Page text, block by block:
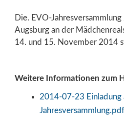
Die. EVO-
Augsburg an der
14. und 15. November 2014
Weitere Informationen zum
2014-07-23 Einladung
Jahresversammlung.pdf